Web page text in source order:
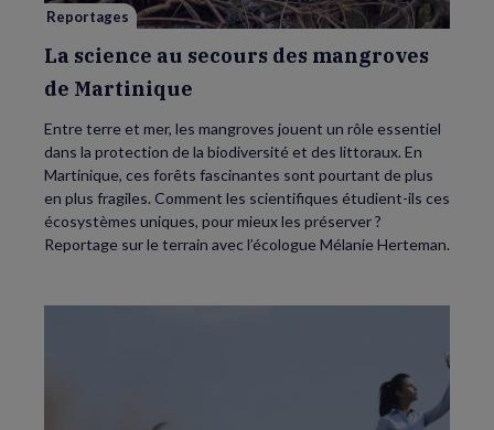
Reportages
La science au secours des mangroves
de Martinique
Entre terre et mer, les mangroves jouent un rôle essentiel
dans la protection de la biodiversité et des littoraux. En
Martinique, ces forêts fascinantes sont pourtant de plus
en plus fragiles. Comment les scientifiques étudient-ils ces
écosystèmes uniques, pour mieux les préserver ?
Reportage sur le terrain avec l’écologue Mélanie Herteman.